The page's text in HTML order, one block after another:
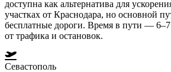
доступна как альтернатива для
участках от Краснодара, но основной
бесплатные дороги. Время в пути — 6–7
от трафика и остановок.
Севастополь